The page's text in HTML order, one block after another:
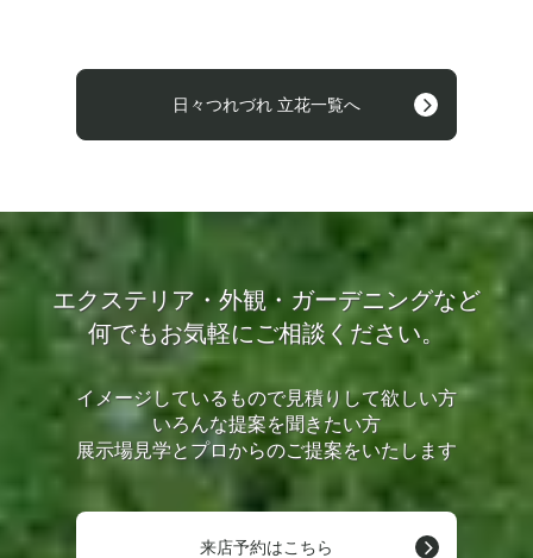
日々つれづれ 立花一覧へ
エクステリア・外観・ガーデニングなど
何でもお気軽にご相談ください。
イメージしているもので見積りして欲しい方
いろんな提案を聞きたい方
展示場見学とプロからのご提案をいたします
来店予約はこちら